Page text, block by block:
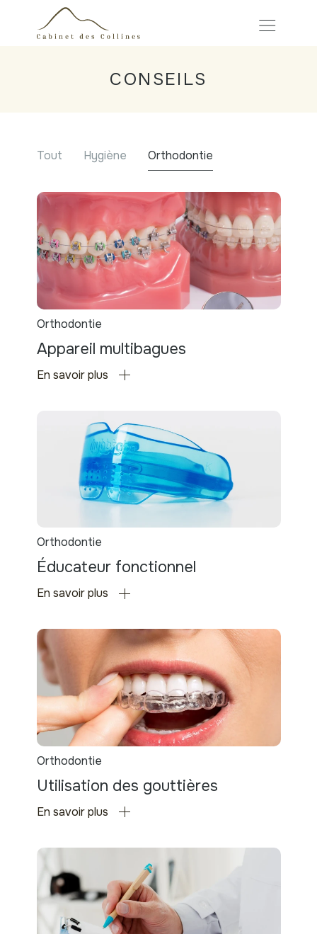
CONSEILS
Tout Hygiène Orthodontie
Orthodontie
Appareil multibagues
En savoir plus
Orthodontie
Éducateur fonctionnel
En savoir plus
Orthodontie
Utilisation des gouttières
En savoir plus